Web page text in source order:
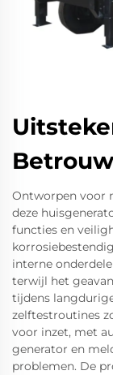
Ontworpen voor
deze
functies en
interne
terwijl het
tijdens
zelftestroutines
voor inzet, met
generator en
problemen. De